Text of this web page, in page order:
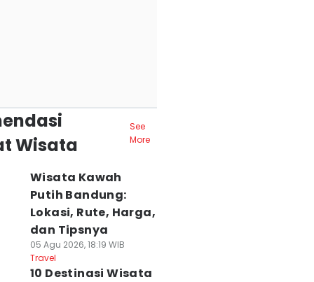
Wisata
See
More
Wisata Kawah
Putih Bandung:
Lokasi, Rute, Harga,
dan Tipsnya
05 Agu 2026, 18:19 WIB
Travel
10 Destinasi Wisata